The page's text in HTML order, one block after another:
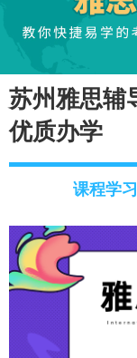
苏州雅思辅
优质办学
课程学习